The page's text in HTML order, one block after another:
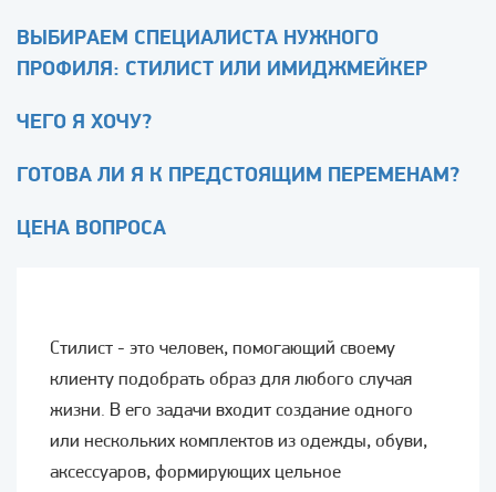
ВЫБИРАЕМ СПЕЦИАЛИСТА НУЖНОГО
ПРОФИЛЯ: СТИЛИСТ ИЛИ ИМИДЖМЕЙКЕР
ЧЕГО Я ХОЧУ?
ГОТОВА ЛИ Я К ПРЕДСТОЯЩИМ ПЕРЕМЕНАМ?
ЦЕНА ВОПРОСА
Стилист - это человек, помогающий своему
клиенту подобрать образ для любого случая
жизни. В его задачи входит создание одного
или нескольких комплектов из одежды, обуви,
аксессуаров, формирующих цельное